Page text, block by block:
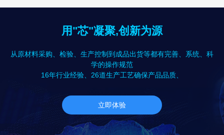
用"芯"凝聚,创新为源
从原材料采购、检验、生产控制到成品出货等都有完善、系统、科
学的操作规范
16年行业经验、26道生产工艺确保产品品质、
立即体验